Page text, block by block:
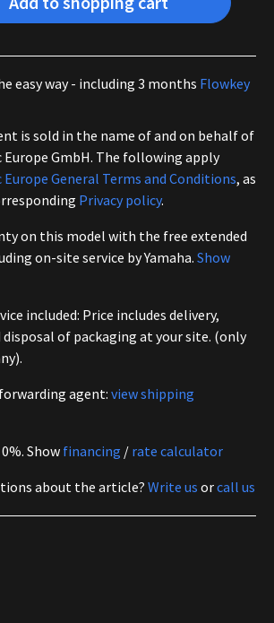
easy way - including 3 months Flowkey
is sold in the name of and on behalf of
Europe GmbH. The following apply
Europe General Terms and Conditions, as
Privacy policy.
on this model with the free extended
on-site service by Yamaha. Show
included: Price includes delivery,
disposal of packaging at your site. (only
agent: view shipping
Show financing / rate calculator
about the article? Write us orcall us